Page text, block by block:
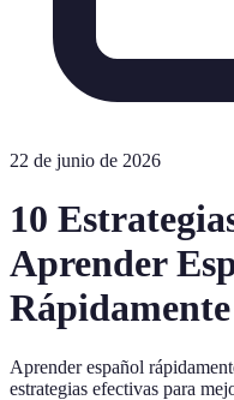
22 de junio de 2026
10
Aprender
Rápidamente
Aprender español
estrategias efectivas para